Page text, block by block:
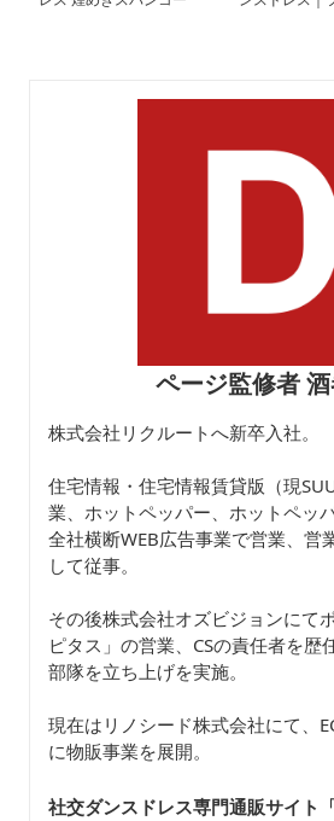
ページ監修者
株式会社リクルートへ新卒入社。
住宅情報・住宅情報賃貸版（現
業、ホットペッパー、ホットペッ
全社横断WEB広告事業で営業、営
して従事。
その後株式会社オズビジョンにて
ピタス」の営業、CSの責任者を歴
部隊を立ち上げを実施。
現在はリノシード株式会社にて、
に物販事業を展開。
社交ダンスドレス専門通販サイト